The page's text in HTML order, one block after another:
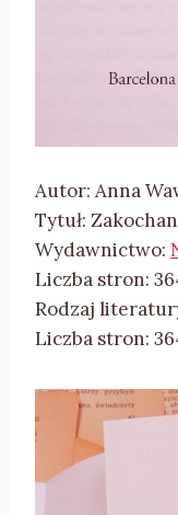
Autor: Anna
Tytuł:
Wydawnictwo:
Liczba stron:
Rodzaj
Liczba stron: